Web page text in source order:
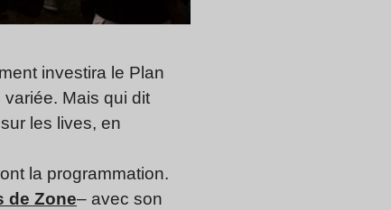
investira le Plan
Mais qui dit
les lives, en
la programmation.
de Zone– avec son